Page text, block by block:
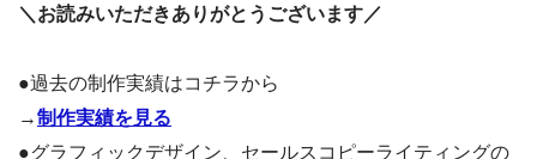
＼お読みいただきありがとうございます／
●過去の制作実績はコチラから
→制作実績を見る
●グラフィックデザイン、セールスコピーライティングの